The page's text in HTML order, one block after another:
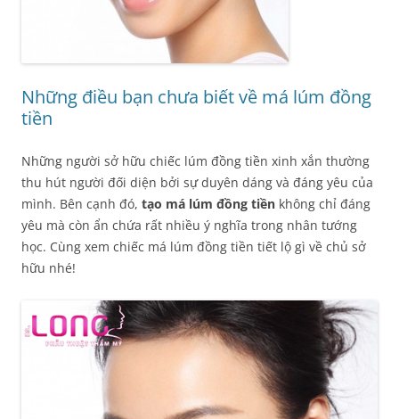
Những điều bạn chưa biết về má lúm đồng
tiền
Những người sở hữu chiếc lúm đồng tiền xinh xắn thường
thu hút người đối diện bởi sự duyên dáng và đáng yêu của
mình. Bên cạnh đó, tạo má lúm đồng tiền không chỉ đáng
yêu mà còn ẩn chứa rất nhiều ý nghĩa trong nhân tướng
học. Cùng xem chiếc má lúm đồng tiền tiết lộ gì về chủ sở
hữu nhé!